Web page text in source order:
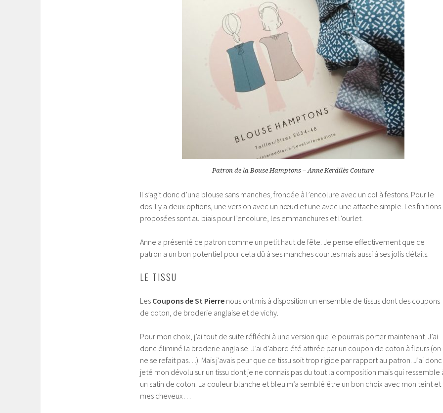
Patron de la Bouse Hamptons – Anne Kerdilès Couture
Il s’agit donc d’une blouse sans manches, froncée à l’encolure avec un col à festons. Pour le
dos il y a deux options, une version avec un nœud et une avec une attache simple. Les finitions
proposées sont au biais pour l’encolure, les emmanchures et l’ourlet.
Anne a présenté ce patron comme un petit haut de fête. Je pense effectivement que ce
patron a un bon potentiel pour cela dû à ses manches courtes mais aussi à ses jolis détails.
LE TISSU
Les Coupons de St Pierre nous ont mis à disposition un ensemble de tissus dont des coupons
de coton, de broderie anglaise et de vichy.
Pour mon choix, j’ai tout de suite réfléchi à une version que je pourrais porter maintenant. J’ai
donc éliminé la broderie anglaise. J’ai d’abord été attirée par un coupon de coton à fleurs (on
ne se refait pas…). Mais j’avais peur que ce tissu soit trop rigide par rapport au patron. J’ai donc
jeté mon dévolu sur un tissu dont je ne connais pas du tout la composition mais qui ressemble
un satin de coton. La couleur blanche et bleu m’a semblé être un bon choix avec mon teint et
mes cheveux…